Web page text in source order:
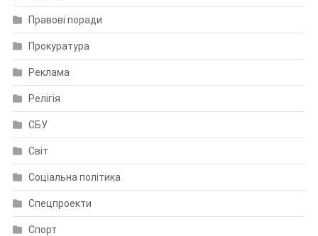
Правові поради
Прокуратура
Реклама
Релігія
СБУ
Світ
Соціальна політика
Спецпроекти
Спорт